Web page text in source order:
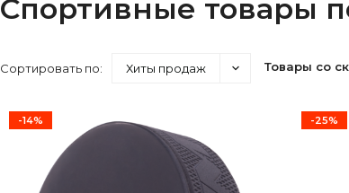
Спортивные товары
Сортировать по: Хиты продаж Товары со
-14% -25%